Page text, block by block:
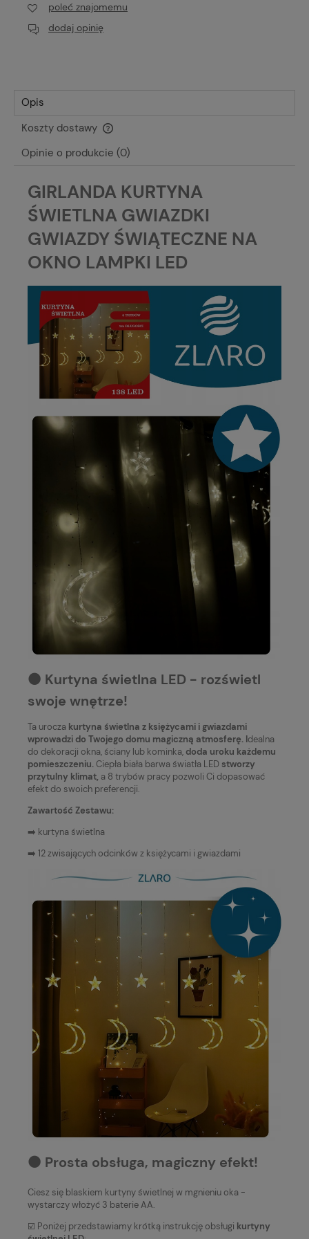
poleć znajomemu
dodaj opinię
Opis
Koszty dostawy
Cena nie zawiera ewentualnych kosztów płatności
Opinie o produkcie (0)
GIRLANDA KURTYNA
ŚWIETLNA GWIAZDKI
GWIAZDY ŚWIĄTECZNE NA
OKNO LAMPKI LED
⚫️ Kurtyna świetlna LED - rozświetl
swoje wnętrze!
Ta urocza kurtyna świetlna z księżycami i gwiazdami
wprowadzi do Twojego domu magiczną atmosferę. Idealna
do dekoracji okna, ściany lub kominka, doda uroku każdemu
pomieszczeniu.Ciepła biała barwa światła LED stworzy
przytulny klimat, a 8 trybów pracy pozwoli Ci dopasować
efekt do swoich preferencji.
Zawartość Zestawu:
➡️ kurtyna świetlna
➡️ 12 zwisających odcinków z księżycami i gwiazdami
⚫️ Prosta obsługa, magiczny efekt!
Ciesz się blaskiem kurtyny świetlnej w mgnieniu oka -
wystarczy włożyć 3 baterie AA.
☑️ Poniżej przedstawiamy krótką instrukcję obsługi kurtyny